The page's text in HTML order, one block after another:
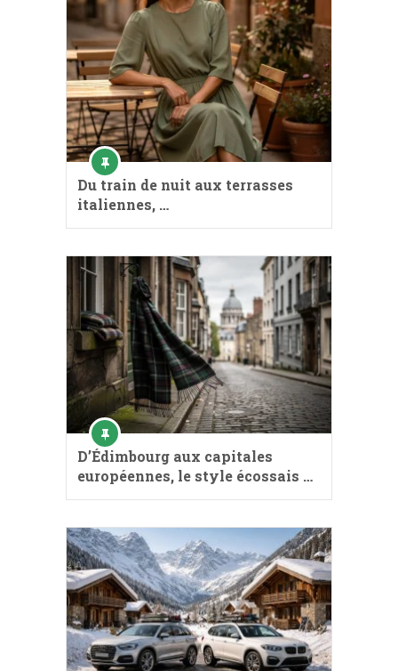
Du train de nuit aux terrasses
italiennes, …
D’Édimbourg aux capitales
européennes, le style écossais …